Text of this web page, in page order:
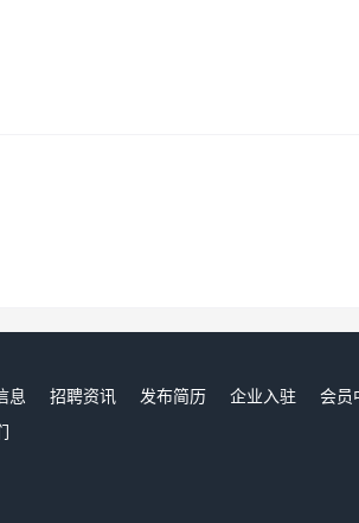
息 招聘资讯 发布简历 企业入驻 会员